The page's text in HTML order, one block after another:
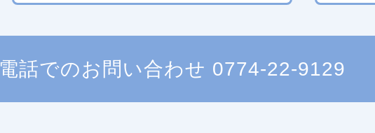
電話でのお問い合わせ 0774-22-9129